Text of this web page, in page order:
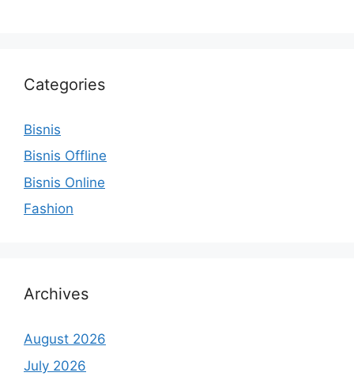
Categories
Bisnis
Bisnis Offline
Bisnis Online
Fashion
Archives
August 2026
July 2026